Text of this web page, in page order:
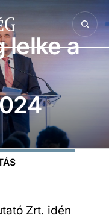
lelke a
Zrt. idén